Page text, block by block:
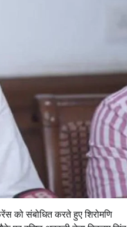
को संबोधित करते हुए शिरोमणि